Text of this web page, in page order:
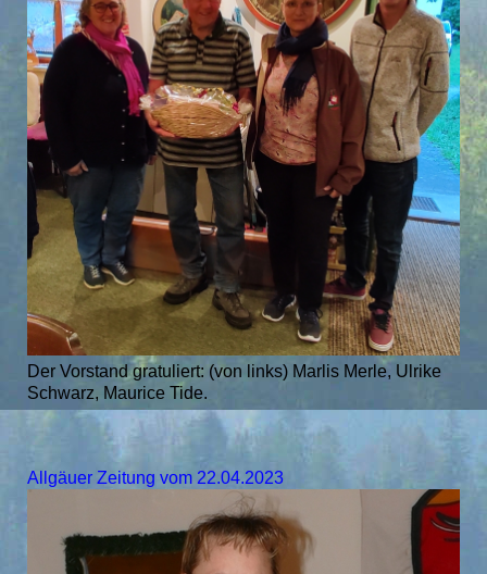
Der Vorstand gratuliert: (von links) Marlis Merle, Ulrike
Schwarz, Maurice Tide.
Allgäuer Zeitung vom 22.04.2023